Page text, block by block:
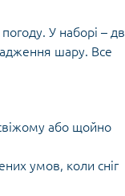
У наборі –
шару. Все
або щойно
умов, коли сніг